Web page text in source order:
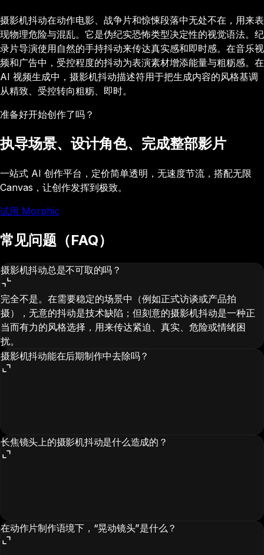
摄影机抖动在动作电影、战争片和惊悚段落中无处不在，用来表
现物理危险与混乱。它是伪纪实恐怖类型决定性的视觉语法。纪
录片导演使用自然的手持抖动来传达真实感和即时感。在音乐视
频和广告中，受控程度的抖动为表演素材增添能量与粗粝感。在
AI 视频生成中，摄影机抖动描述符用于把生成内容的风格基调
从精致、受控转向粗粝、即时。
准备好开始创作了吗？
执导场景、设计角色、完成整部影片
一站式 AI 创作平台，定价简单透明，无速度节流，搭配无限
Canvas，让创作发挥到极致。
试用 Morphic
常见问题（FAQ）
摄影机抖动总是不可取的吗？
完全不是。在需要稳定的场景中（例如正式访谈或产品拍
摄），无意的抖动是技术缺陷；但刻意的摄影机抖动是一种正
当而有力的风格选择，用来传达紧迫、真实、危险或情绪困
扰。
摄影机抖动能在后期制作中去除吗？
长焦镜头上的摄影机抖动是什么造成的？
在动作片制作语境下，“晃动镜头”是什么？